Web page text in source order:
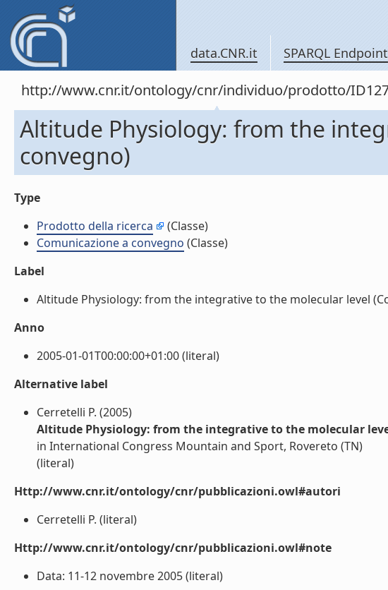
data.CNR.it SPARQL Endpoint
http://www.cnr.it/ontology/cnr/individuo/prodotto/
Altitude Physiology: from the
convegno)
Type
Prodotto della ricerca
(Classe)
Comunicazione a convegno (Classe)
Label
Altitude Physiology: from the integrative to the molecular level
Anno
2005-01-01T00:00:00+01:00 (literal)
Alternative label
Cerretelli P. (2005)
Altitude Physiology: from the integrative to the molecular
in International Congress Mountain and Sport, Rovereto (TN)
(literal)
Http://www.cnr.it/ontology/cnr/pubblicazioni.owl#autori
Cerretelli P. (literal)
Http://www.cnr.it/ontology/cnr/pubblicazioni.owl#note
Data: 11-12 novembre 2005 (literal)